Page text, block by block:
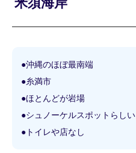
●沖縄のほぼ最南端
●糸満市
●ほとんどが岩場
●シュノーケルスポットらしい
●トイレや店なし